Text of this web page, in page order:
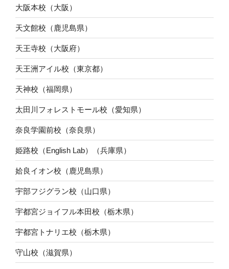
大阪本校（大阪）
天文館校（鹿児島県）
天王寺校（大阪府）
天王洲アイル校（東京都）
天神校（福岡県）
太田川フォレストモール校（愛知県）
奈良学園前校（奈良県）
姫路校（English Lab）（兵庫県）
姶良イオン校（鹿児島県）
宇部フジグラン校（山口県）
宇都宮ジョイフル本田校（栃木県）
宇都宮トナリエ校（栃木県）
守山校（滋賀県）